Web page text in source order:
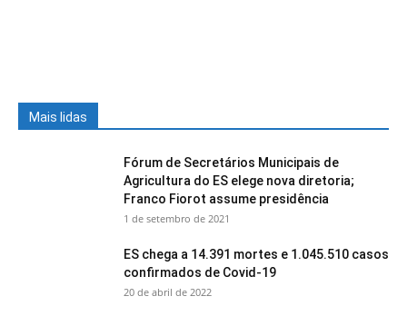
Mais lidas
Fórum de Secretários Municipais de
Agricultura do ES elege nova diretoria;
Franco Fiorot assume presidência
1 de setembro de 2021
ES chega a 14.391 mortes e 1.045.510 casos
confirmados de Covid-19
20 de abril de 2022